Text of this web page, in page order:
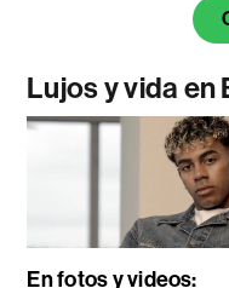
Lujos y vida en
En fotos y videos: